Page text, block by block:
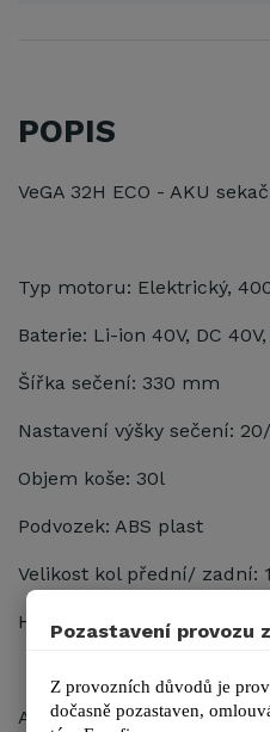
POPIS
VeGA 32H ECO - AKU
Typ motoru: Elektrický,
Baterie: Li-ion 40V, DC
Šířka sečení: 330 mm
Nastavení výšky sečení:
Objem koše: 30l
Podvozek: ABS plast
Velikost kol přední/ zadní:
Hmostnost : 13 kg
AKU sekačka VeGA 32H
Pozastavení provozu
Z provozních důvodů je
dočasně pozastaven,